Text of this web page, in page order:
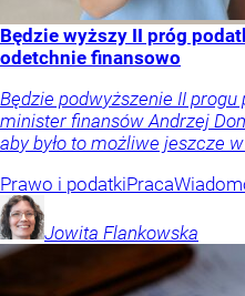
Będzie wyższy II próg
odetchnie finansowo
Będzie podwyższenie II
minister finansów Andrzej
aby było to możliwe jeszcze
Prawo i podatkiPraca
Jowita Flankowska